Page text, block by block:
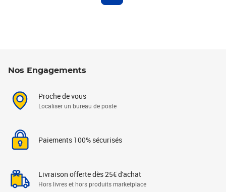
Nos Engagements
Proche de vous
Localiser un bureau de poste
Paiements 100% sécurisés
Livraison offerte dès 25€ d'achat
Hors livres et hors produits marketplace